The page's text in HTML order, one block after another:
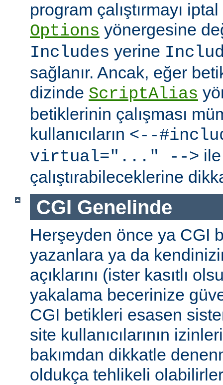
program çalıştırmayı
Options yönergesine
Includes yerine
sağlanır. Ancak, eğer
dizinde ScriptAlias
betiklerinin çalışması
kullanıcıların <--
virtual="..." -->
çalıştırabileceklerine
CGI Genelinde
Herşeyden önce ya CGI
yazanlara ya da
açıklarını (ister kasıtlı
yakalama becerinize
CGI betikleri esasen
site kullanıcılarının
bakımdan dikkatle
oldukça tehlikeli